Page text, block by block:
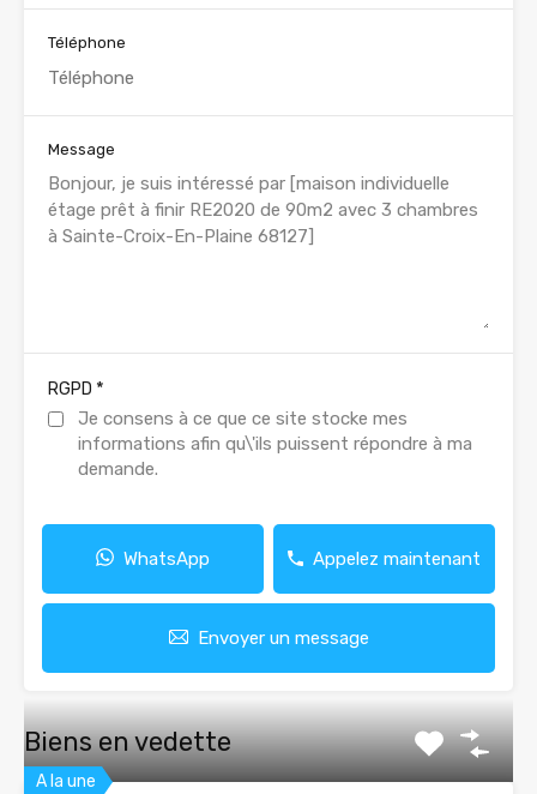
Téléphone
Message
RGPD *
Je consens à ce que ce site stocke mes
informations afin qu\'ils puissent répondre à ma
demande.
WhatsApp Appelez maintenant
Envoyer un message
Biens en vedette
A la une